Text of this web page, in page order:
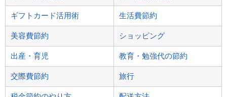
ギフトカード活用術 生活費節約
美容費節約 ショッピング
出産・育児 教育・勉強代の節約
交際費節約 旅行